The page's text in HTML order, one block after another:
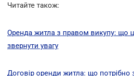
Читайте також:
Оренда житла з правом викупу: що
звернути увагу
Договір оренди житла: що потрібно